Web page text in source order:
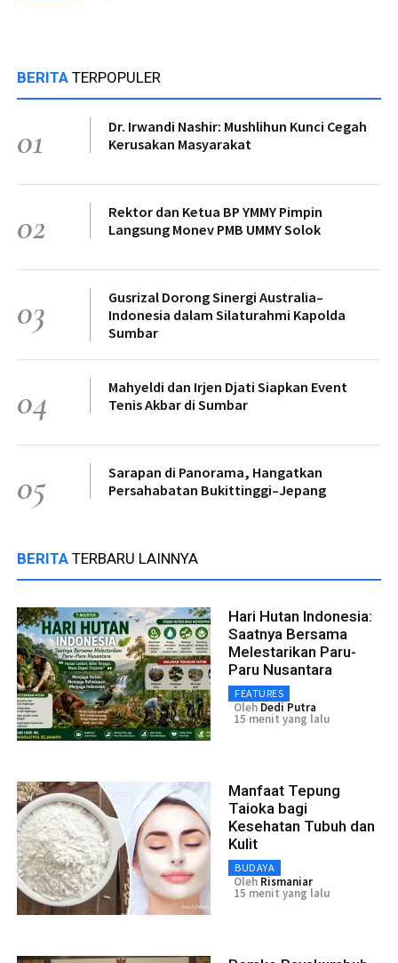
BERITA TERPOPULER
01
Dr. Irwandi Nashir: Mushlihun Kunci Cegah
Kerusakan Masyarakat
02
Rektor dan Ketua BP YMMY Pimpin
Langsung Monev PMB UMMY Solok
03
Gusrizal Dorong Sinergi Australia–
Indonesia dalam Silaturahmi Kapolda
Sumbar
04
Mahyeldi dan Irjen Djati Siapkan Event
Tenis Akbar di Sumbar
05
Sarapan di Panorama, Hangatkan
Persahabatan Bukittinggi–Jepang
BERITA TERBARU LAINNYA
Hari Hutan Indonesia:
Saatnya Bersama
Melestarikan Paru-
Paru Nusantara
FEATURES
Oleh Dedi Putra
15 menit yang lalu
Manfaat Tepung
Taioka bagi
Kesehatan Tubuh dan
Kulit
BUDAYA
Oleh Rismaniar
15 menit yang lalu